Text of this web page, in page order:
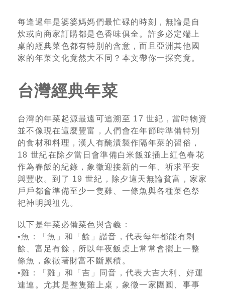
每逢過年是婆婆媽媽們最忙碌的時刻，無論是自
炊或向商家訂購都是色香味俱全。許多必定端上
桌的經典菜色都有特別的含意，而且亞洲其他國
家的年菜文化竟然大不同？本文帶你一探究竟。
台灣經典年菜
台灣的年菜起源最遠可追溯至 17 世紀，當時物資
並不像現在這麼豐富，人們會在年節時準備特別
的食材和料理，漢人有醃漬製作隔年菜的習俗，
18 世紀在除夕當日會準備白米飯並插上紅色春花
作為春飯的紀錄，象徵迎接新的一年、祈求平安
與豐收。到了 19 世紀，除夕這天無論貧富，家家
戶戶都會準備至少一隻雞、一條魚與各種菜色祭
祀神明與祖先。
以下是年菜必備菜色與含義：
•魚：「魚」和「餘」諧音，代表每年都能有剩
餘、富足有餘，所以年夜飯桌上常常會擺上一整
條魚，象徵著財富不斷累積。
•雞：「雞」和「吉」同音，代表大吉大利、好運
連連。尤其是整隻雞上桌，象徵一家團圓、事事